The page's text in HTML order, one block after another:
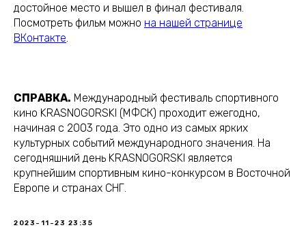
достойное место и вышел в финал фестиваля.
Посмотреть фильм можно на нашей странице
ВКонтакте
СПРАВКА. Международный фестиваль спортивного
кино KRASNOGORSKI (МФСК) проходит ежегодно,
начиная с 2003 года. Это одно из самых ярких
культурных событий международного значения. На
сегодняшний день KRASNOGORSKI является
крупнейшим спортивным кино-конкурсом в Восточной
Европе и странах СНГ.
2023-11-23 23:35